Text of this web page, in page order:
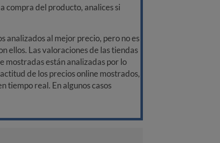
compra del producto, analices si
analizados al mejor precio, pero no es
ellos. Las valoraciones de las tiendas
mostradas están analizadas por lo
de los precios online mostrados,
tiempo real. En algunos casos